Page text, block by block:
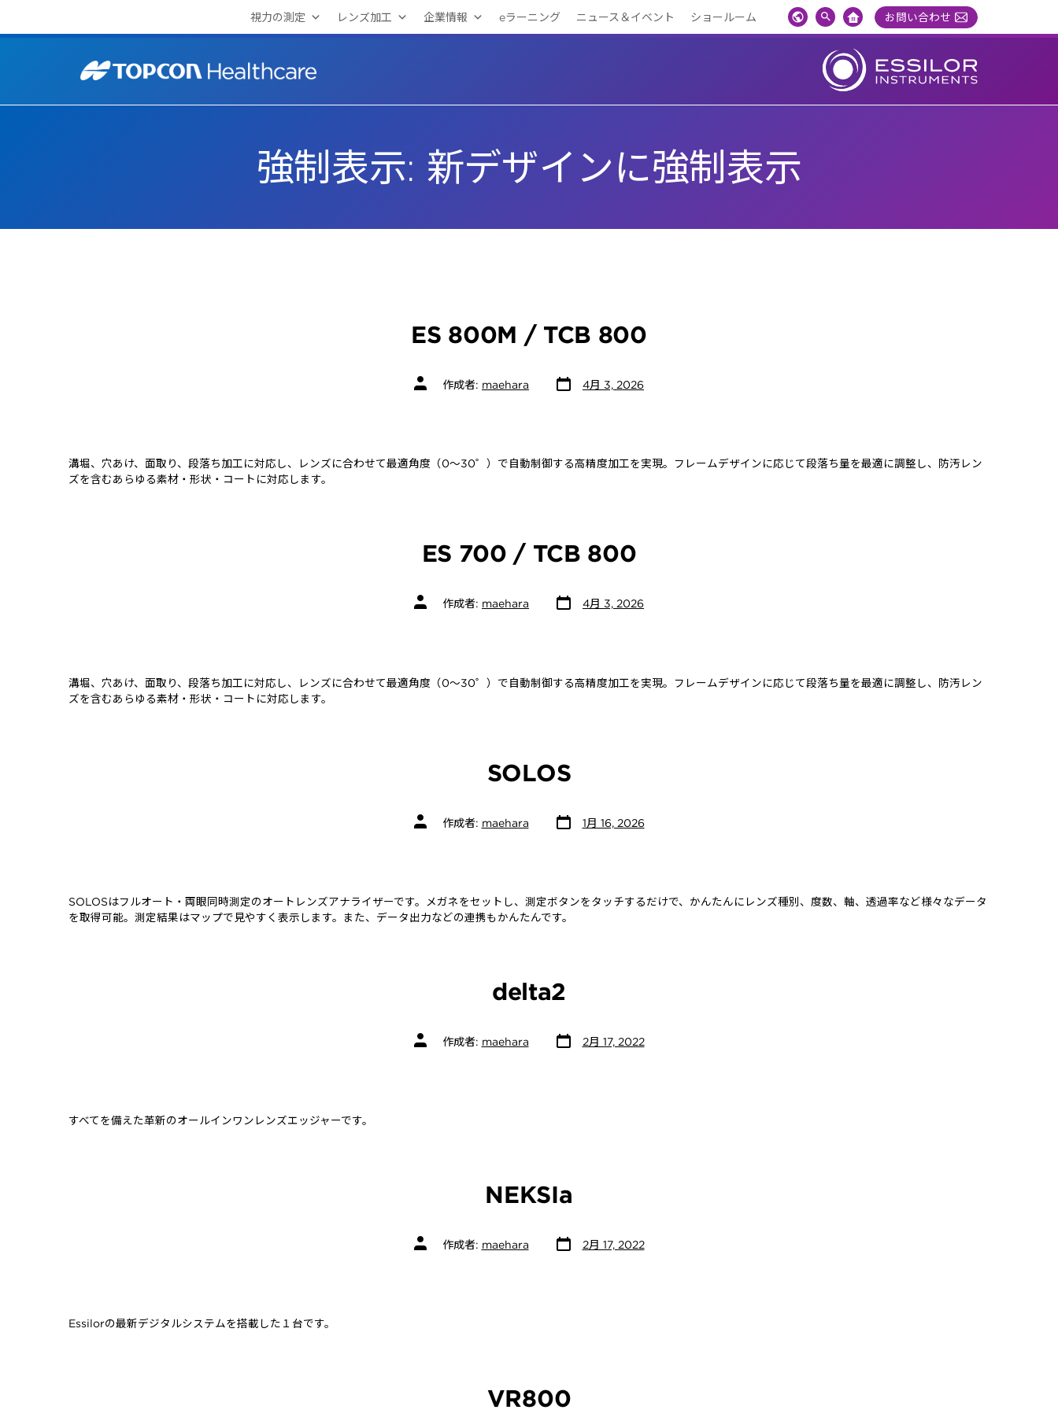
to
視力の測定 レンズ加工 企業情報 eラーニング ニュース＆イベント ショールーム Global
Toggle
検
切
り
替
え
お問い合わせ
強制表示: 新デザインに強制表示
ES 800M / TCB 800
投
稿 作成者: maehara 投
稿 4月 3, 2026
溝堀、穴あけ、面取り、段落ち加工に対応し、レンズに合わせて最適角度（0～30゜）で自動制御する高精度加工を実現。フレームデザインに応じて段落ち量を最適に調整し、防汚レン
ズを含むあらゆる素材・形状・コートに対応します。
ES 700 / TCB 800
投
稿 作成者: maehara 投
稿 4月 3, 2026
溝堀、穴あけ、面取り、段落ち加工に対応し、レンズに合わせて最適角度（0～30゜）で自動制御する高精度加工を実現。フレームデザインに応じて段落ち量を最適に調整し、防汚レン
ズを含むあらゆる素材・形状・コートに対応します。
SOLOS
投
稿 作成者: maehara 投
稿 1月 16, 2026
SOLOSはフルオート・両眼同時測定のオートレンズアナライザーです。メガネをセットし、測定ボタンをタッチするだけで、かんたんにレンズ種別、度数、軸、透過率など様々なデータ
を取得可能。測定結果はマップで見やすく表示します。また、データ出力などの連携もかんたんです。
delta2
投
稿 作成者: maehara 投
稿 2月 17, 2022
すべてを備えた革新のオールインワンレンズエッジャーです。
NEKSIa
投
稿 作成者: maehara 投
稿 2月 17, 2022
Essilorの最新デジタルシステムを搭載した１台です。
VR800